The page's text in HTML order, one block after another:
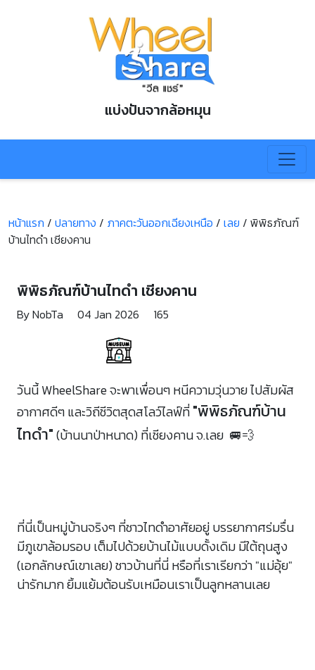
แบ่งปันจากล้อหมุน
หน้าแรก / ปลายทาง / ภาคตะวันออกเฉียงเหนือ / เลย / พิพิธภัณฑ์
บ้านไทดํา เชียงคาน
พิพิธภัณฑ์บ้านไทดํา เชียงคาน
By NobTa 04 Jan 2026 165
วันนี้ WheelShare จะพาเพื่อนๆ หนีความวุ่นวาย ไปสัมผัส
อากาศดีๆ และวิถีชีวิตสุดสโลว์ไลฟ์ที่"พิพิธภัณฑ์บ้าน
ไทดํา"(บ้านนาป่าหนาด) ที่เชียงคาน จ.เลย 🚐💨
ที่นี่เป็นหมู่บ้านจริงๆ ที่ชาวไทดำอาศัยอยู่ บรรยากาศร่มรื่น
มีภูเขาล้อมรอบ เต็มไปด้วยบ้านไม้แบบดั้งเดิม มีใต้ถุนสูง
(เอกลักษณ์เขาเลย) ชาวบ้านที่นี่ หรือที่เราเรียกว่า "แม่อุ้ย"
น่ารักมาก ยิ้มแย้มต้อนรับเหมือนเราเป็นลูกหลานเลย